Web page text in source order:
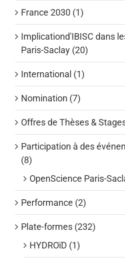
France 2030 (1)
Implicationd'IBISC dans
Paris-Saclay (20)
International (1)
Nomination (7)
Offres de Thèses &
Participation à des
(8)
OpenScience Paris-
Performance (2)
Plate-formes (232)
HYDROïD (1)